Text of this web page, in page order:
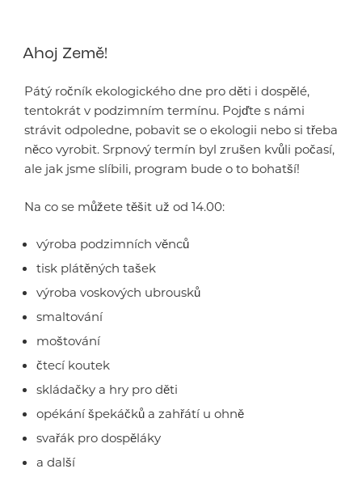
Ahoj Země!
Pátý ročník ekologického dne pro děti i dospělé,
tentokrát v podzimním termínu. Pojďte s námi
strávit odpoledne, pobavit se o ekologii nebo si třeba
něco vyrobit. Srpnový termín byl zrušen kvůli počasí,
ale jak jsme slíbili, program bude o to bohatší!
Na co se můžete těšit už od 14.00:
výroba podzimních věnců
tisk plátěných tašek
výroba voskových ubrousků
smaltování
moštování
čtecí koutek
skládačky a hry pro děti
opékání špekáčků a zahřátí u ohně
svařák pro dospěláky
a další